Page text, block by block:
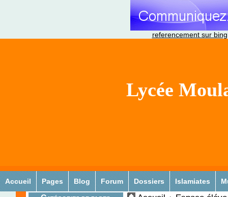
referencement sur bing
Lycée
Accueil Pages Blog Forum Dossiers Islamiates